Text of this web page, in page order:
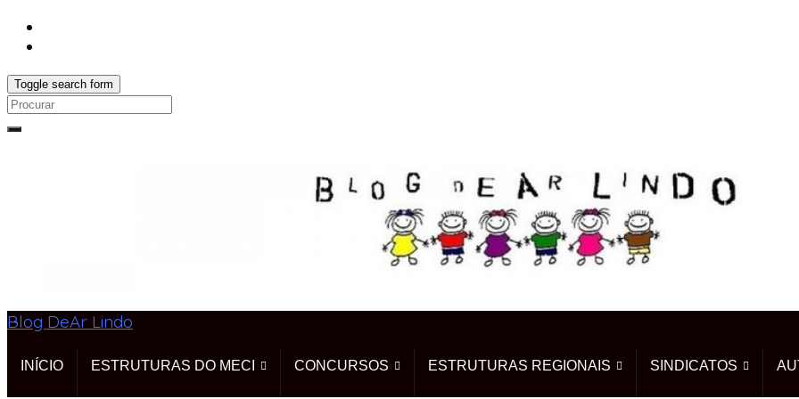
Toggle search form
Search
Blog DeAr Lindo
INÍCIO ESTRUTURAS DO MECI CONCURSOS ESTRUTURAS REGIONAIS SINDICATOS